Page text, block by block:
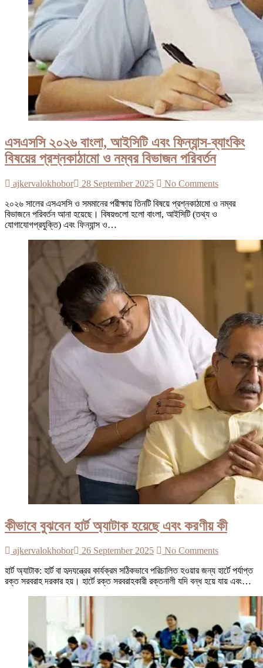
এসএসসি ২০২৬ বাংলা, আইসিটি এবং ফিন্যান্স-ব্যাংকিং
বিষয়ের প্রশ্নকাঠামো ও নম্বর বিভাজন পরিবর্তন
ajkervalokhobor 28 September 2025
No Comments
২০২৬ সালের এসএসসি ও সমমানের পরীক্ষায় তিনটি বিষয়ে প্রশ্নকাঠামো ও নম্বর
বিভাজনে পরিবর্তন আনা হয়েছে। বিষয়গুলো হলো বাংলা, আইসিটি (তথ্য ও
যোগাযোগপ্রযুক্তি) এবং ফিন্যান্স ও…
কীভাবে বুঝবেন হার্ট অ্যাটাক হয়েছে এবং করণীয় কী
ajkervalokhobor 26 September 2025
No Comments
হার্ট অ্যাটাক: হার্ট বা হৃদযন্ত্রের কার্যক্রম সঠিকভাবে পরিচালিত হওয়ার জন্য হার্টে পর্যাপ্ত
রক্ত সরবরাহ দরকার হয়। হার্টে রক্ত সরবরাহকারী রক্তনালী যদি বন্ধ হয়ে যায় এবং…